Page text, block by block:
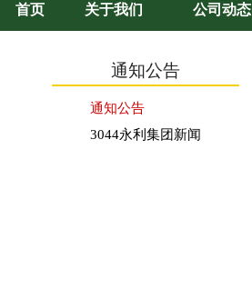
首页 关于我们 公司动态
通知公告
通知公告
3044永利集团新闻